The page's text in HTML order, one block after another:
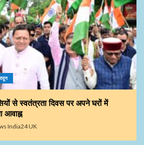
से स्वतंत्रता दिवस पर अपने घरों में
आवाह्न
India24 UK